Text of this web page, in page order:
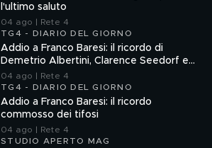
l'ultimo saluto
04 ago | Rete 4
TG4 - DIARIO DEL GIORNO
Addio a Franco Baresi: il ricordo di
Demetrio Albertini, Clarence Seedorf e
Giovanni Galli
04 ago | Rete 4
TG4 - DIARIO DEL GIORNO
Addio a Franco Baresi: il ricordo
commosso dei tifosi
04 ago | Rete 4
STUDIO APERTO MAG